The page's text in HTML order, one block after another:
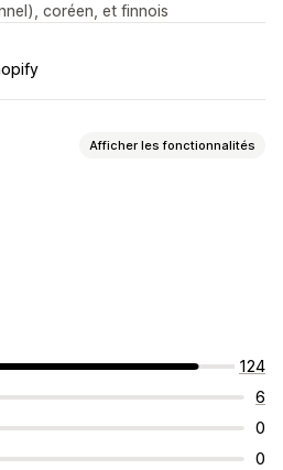
coréen, et finnois
Afficher les fonctionnalités
124
6
0
0